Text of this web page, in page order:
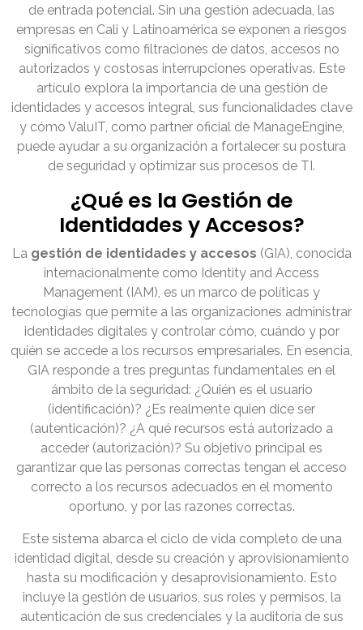
de entrada potencial. Sin una gestión adecuada, las
empresas en Cali y Latinoamérica se exponen a riesgos
significativos como filtraciones de datos, accesos no
autorizados y costosas interrupciones operativas. Este
artículo explora la importancia de una gestión de
identidades y accesos integral, sus funcionalidades clave
y cómo ValuIT, como partner oficial de ManageEngine,
puede ayudar a su organización a fortalecer su postura
de seguridad y optimizar sus procesos de TI.
¿Qué es la Gestión de
Identidades y Accesos?
La gestión de identidades y accesos (GIA), conocida
internacionalmente como Identity and Access
Management (IAM), es un marco de políticas y
tecnologías que permite a las organizaciones administrar
identidades digitales y controlar cómo, cuándo y por
quién se accede a los recursos empresariales. En esencia,
GIA responde a tres preguntas fundamentales en el
ámbito de la seguridad: ¿Quién es el usuario
(identificación)? ¿Es realmente quien dice ser
(autenticación)? ¿A qué recursos está autorizado a
acceder (autorización)? Su objetivo principal es
garantizar que las personas correctas tengan el acceso
correcto a los recursos adecuados en el momento
oportuno, y por las razones correctas.
Este sistema abarca el ciclo de vida completo de una
identidad digital, desde su creación y aprovisionamiento
hasta su modificación y desaprovisionamiento. Esto
incluye la gestión de usuarios, sus roles y permisos, la
autenticación de sus credenciales y la auditoría de sus